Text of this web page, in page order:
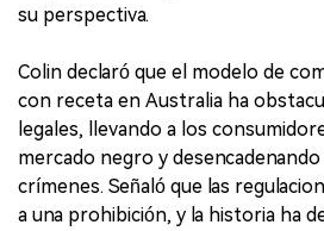
su perspectiva.
Colin declaró que el modelo de
con receta en Australia ha
legales, llevando a los
mercado negro y
crímenes. Señaló que las
a una prohibición, y la historia ha